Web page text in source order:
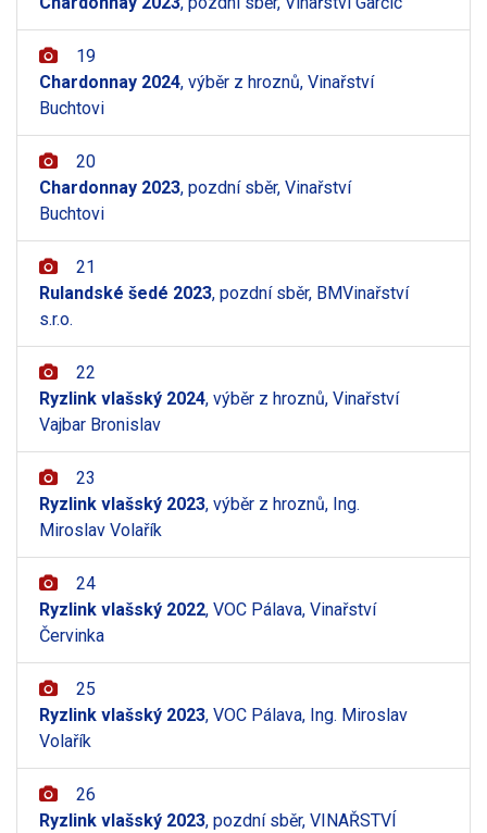
19
Chardonnay 2024, výběr z hroznů, Vinařství
Buchtovi
20
Chardonnay 2023, pozdní sběr, Vinařství
Buchtovi
21
Rulandské šedé 2023, pozdní sběr, BMVinařství
s.r.o.
22
Ryzlink vlašský 2024, výběr z hroznů, Vinařství
Vajbar Bronislav
23
Ryzlink vlašský 2023, výběr z hroznů, Ing.
Miroslav Volařík
24
Ryzlink vlašský 2022, VOC Pálava, Vinařství
Červinka
25
Ryzlink vlašský 2023, VOC Pálava, Ing. Miroslav
Volařík
26
Ryzlink vlašský 2023, pozdní sběr, VINAŘSTVÍ